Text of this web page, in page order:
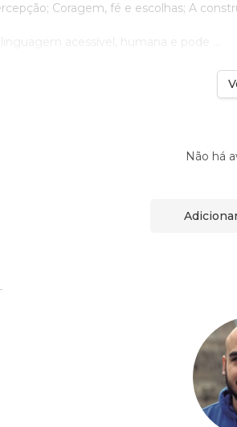
Coragem, fé e escolhas; A
acessível, humana e pode ...
Não há